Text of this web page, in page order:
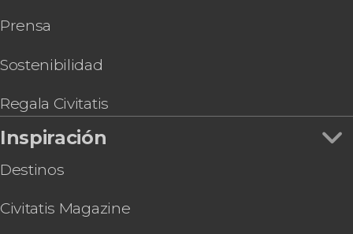
Tour de la pastelería danesa por Copenhague
Pub Crawl ¡Tour de fiesta por Copenhague!
Prensa
Sostenibilidad
Regala Civitatis
Inspiración
Destinos
Civitatis Magazine